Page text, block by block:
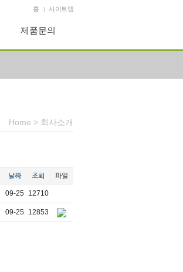
홈 | 사이트맵
제품문의
Home > 회사소개
날짜 조회 파일
09-25 12710
09-25 12853